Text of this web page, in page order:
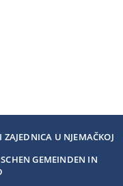
U NJEMAČKOJ
GEMEINDEN IN